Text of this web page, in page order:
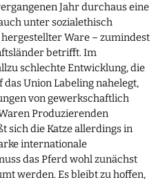
Jahr durchaus eine
unter sozialethisch
Ware – zumindest
betrifft. Im
schlechte Entwicklung, die
Union Labeling nahelegt,
von gewerkschaftlich
Produzierenden
sich die Katze allerdings in
internationale
das Pferd wohl zunächst
werden. Es bleibt zu hoffen,